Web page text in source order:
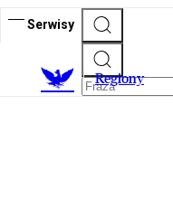
Serwisy
Regiony